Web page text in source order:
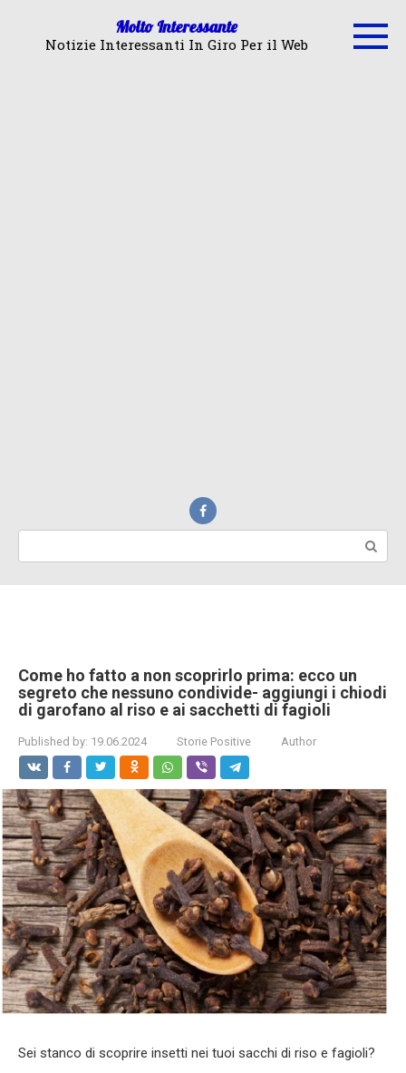
Molto Interessante
Notizie Interessanti In Giro Per il Web
Come ho fatto a non scoprirlo prima: ecco un
segreto che nessuno condivide- aggiungi i chiodi
di garofano al riso e ai sacchetti di fagioli
Published by: 19.06.2024 Storie Positive Author
Sei stanco di scoprire insetti nei tuoi sacchi di riso e fagioli?